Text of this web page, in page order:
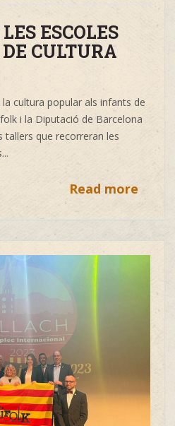
ESCOLES
CULTURA
cultura popular als infants de
i la Diputació de Barcelona
tallers que recorreran les
Read more